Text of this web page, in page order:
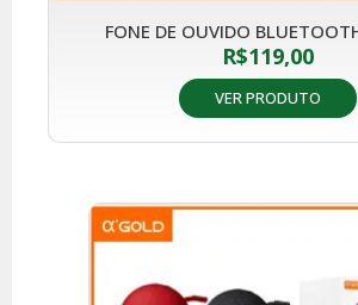
FONE DE OUVIDO
R$119,00
VER PRODUTO